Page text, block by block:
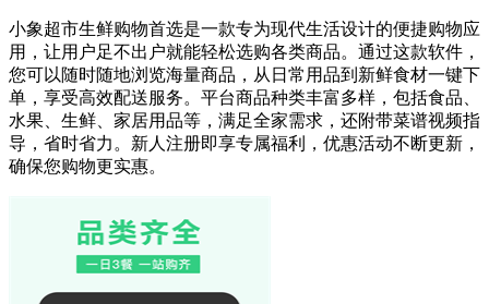
小象超市生鲜购物首选是一款专为现代生活设计的便捷购物应
用，让用户足不出户就能轻松选购各类商品。通过这款软件，
您可以随时随地浏览海量商品，从日常用品到新鲜食材一键下
单，享受高效配送服务。平台商品种类丰富多样，包括食品、
水果、生鲜、家居用品等，满足全家需求，还附带菜谱视频指
导，省时省力。新人注册即享专属福利，优惠活动不断更新，
确保您购物更实惠。